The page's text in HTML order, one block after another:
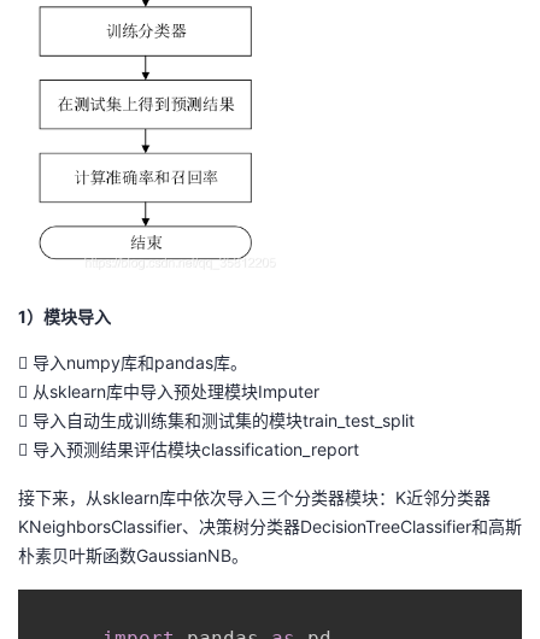
1）模块导入
 导入numpy库和pandas库。
 从sklearn库中导入预处理模块Imputer
 导入自动生成训练集和测试集的模块train_test_split
 导入预测结果评估模块classification_report
接下来，从sklearn库中依次导入三个分类器模块：K近邻分类器
KNeighborsClassifier、决策树分类器DecisionTreeClassifier和高斯
朴素贝叶斯函数GaussianNB。